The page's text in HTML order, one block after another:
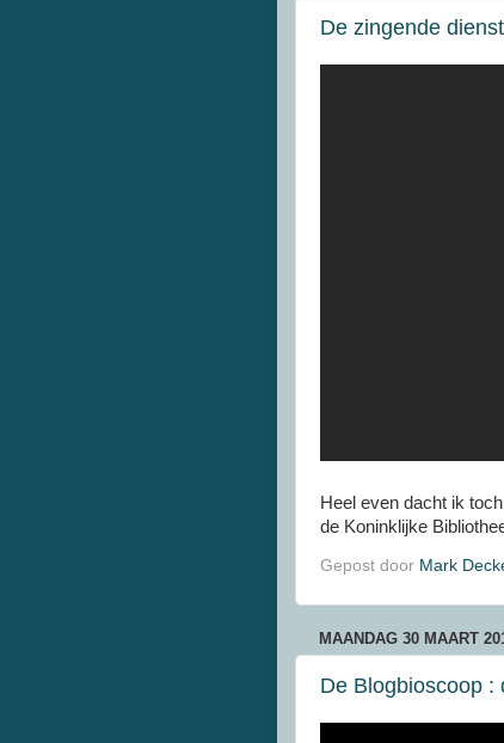
De zingende
Heel even dacht ik
de Koninklijke
Gepost door Mark
MAANDAG 30 MAART
De Blogbioscoop :